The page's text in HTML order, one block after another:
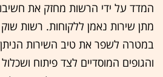
המדד על ידי הרשות מחזק את
מתן שירות נאמן ללקוחות. רשות
במטרה לשפר את טיב השירות הניתן
והגופים המוסדיים לצד פיתוח